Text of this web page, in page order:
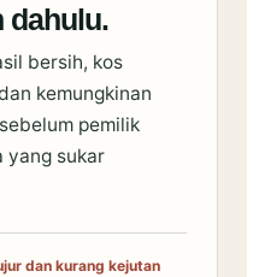
dahulu.
bersih, kos
kemungkinan
pemilik
yang sukar
dan kurang kejutan